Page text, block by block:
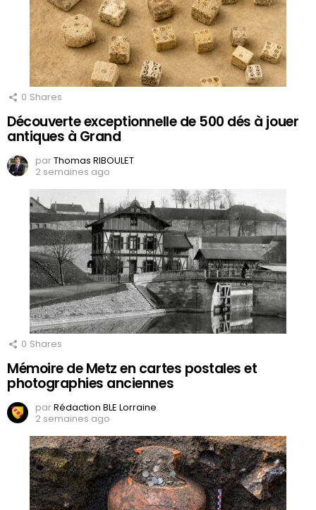
0 Shares
Découverte exceptionnelle de 500 dés à jouer
antiques à Grand
parThomas RIBOULET
2 semaines ago
0 Shares
Mémoire de Metz en cartes postales et
photographies anciennes
parRédaction BLE Lorraine
2 semaines ago